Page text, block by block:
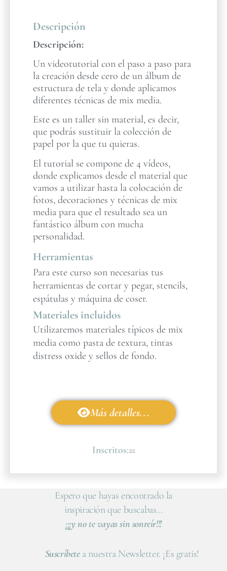
Descripción
Descripción:
Un videotutorial con el paso a paso para
la creación desde cero de un álbum de
estructura de tela y donde aplicamos
diferentes técnicas de mix media.
Este es un taller sin material, es decir,
que podrás sustituir la colección de
papel por la que tu quieras.
El tutorial se compone de 4 vídeos,
donde explicamos desde el material que
vamos a utilizar hasta la colocación de
fotos, decoraciones y técnicas de mix
media para que el resultado sea un
fantástico álbum con mucha
personalidad.
Herramientas
Para este curso son necesarias tus
herramientas de cortar y pegar, stencils,
espátulas y máquina de coser.
Materiales incluidos
Utilizaremos materiales típicos de mix
media como pasta de textura, tintas
distress oxide y sellos de fondo.
Más detalles...
Inscritos:22
Espero que hayas encontrado la
inspiración que buscabas…
¡¡¡y no te vayas sin sonreír!!!
Suscríbetea nuestra Newsletter. ¡Es gratis!